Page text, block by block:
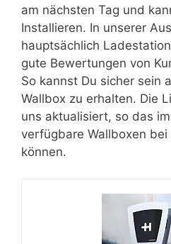
am nächsten Tag und
Installieren. In unserer
hauptsächlich
gute Bewertungen von
So kannst Du sicher sein
Wallbox zu erhalten. Die
uns aktualisiert, so das
verfügbare Wallboxen
können.